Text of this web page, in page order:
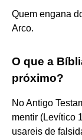
Quem engana
Arco.
O que a
próximo?
No Antigo
mentir (Levítico
usareis de